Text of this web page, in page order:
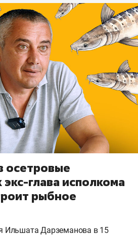
осетровые
глава исполкома
рыбное
Ильшата Дарземанова в 15